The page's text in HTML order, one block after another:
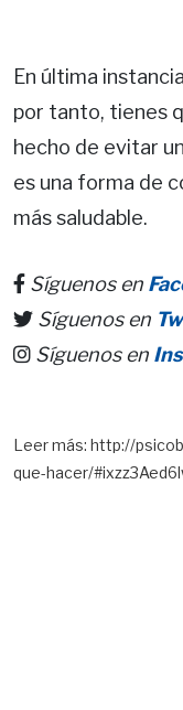
En última
por tanto, tienes
hecho de evitar
es una forma de
más saludable.
Síguenos en
Síguenos en
Síguenos en
Leer más: http://
que-hacer/